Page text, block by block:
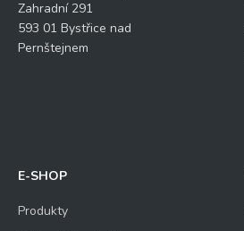
Zahradní 291
593 01 Bystřice nad
Pernštejnem
E-SHOP
Produkty